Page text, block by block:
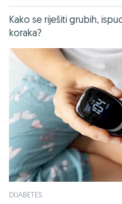
Kako se riješiti grubih,
koraka?
DIJABETES